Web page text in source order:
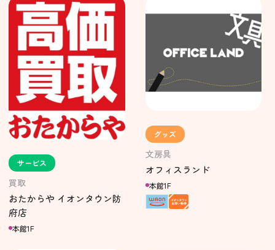
サービス
買取
おたからや イオンタウン防
府店
本館1F
グッズ
文房具
オフィスランド
本館1F